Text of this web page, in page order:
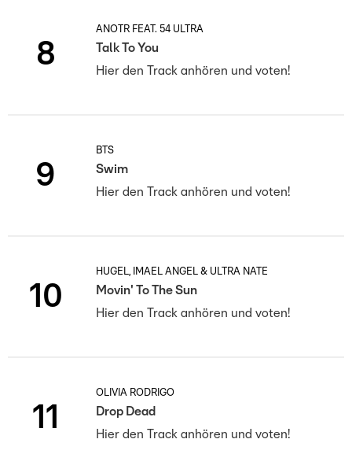
8
ANOTR FEAT. 54 ULTRA
Talk To You
Hier den Track anhören und voten!
9
BTS
Swim
Hier den Track anhören und voten!
10
HUGEL, IMAEL ANGEL & ULTRA NATÉ
Movin' To The Sun
Hier den Track anhören und voten!
11
OLIVIA RODRIGO
Drop Dead
Hier den Track anhören und voten!